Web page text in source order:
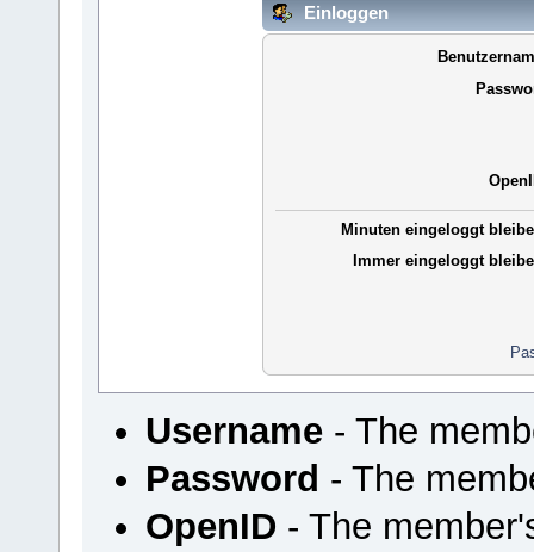
Einloggen
Minuten eingeloggt
Immer eingeloggt
Username- The
Password - The
OpenID - The